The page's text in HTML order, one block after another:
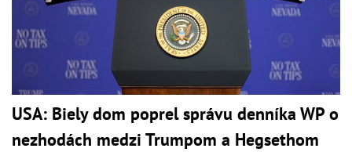
USA: Biely dom poprel správu denníka WP o
nezhodách medzi Trumpom a Hegsethom